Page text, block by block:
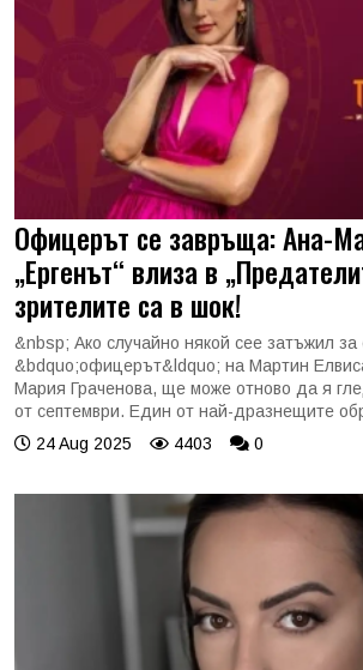
Офицерът се завръща: Ана-
„Ергенът“ влиза в
зрителите са в шок!
&nbsp; Ако случайно някой сее затъжил за
&bdquo;офицерът&ldquo; на Мартин
Мария Граченова, ще може отново да я
от септември. Един от най-дразнещите
24 Aug 2025
4403 0